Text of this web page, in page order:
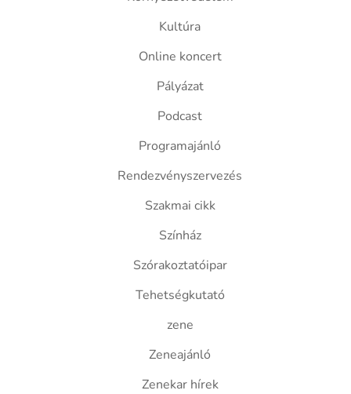
Kultúra
Online koncert
Pályázat
Podcast
Programajánló
Rendezvényszervezés
Szakmai cikk
Színház
Szórakoztatóipar
Tehetségkutató
zene
Zeneajánló
Zenekar hírek